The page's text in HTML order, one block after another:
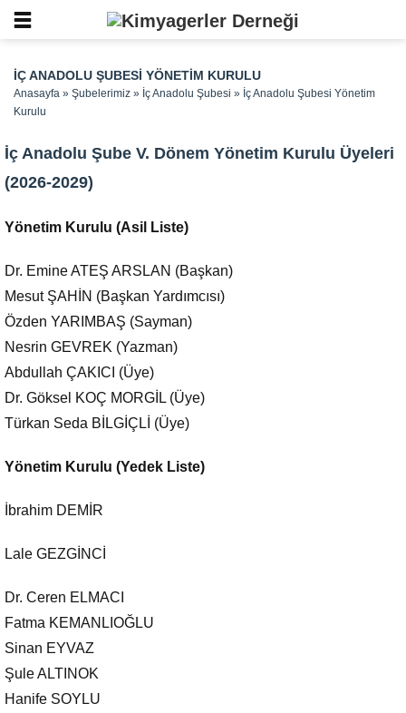
İÇ ANADOLU ŞUBESI YÖNETIM KURULU
Anasayfa » Şubelerimiz » İç Anadolu Şubesi » İç Anadolu Şubesi Yönetim
Kurulu
İç Anadolu Şube V. Dönem Yönetim Kurulu Üyeleri
(2026-2029)
Yönetim Kurulu (Asil Liste)
Dr. Emine ATEŞ ARSLAN (Başkan)
Mesut ŞAHİN (Başkan Yardımcısı)
Özden YARIMBAŞ (Sayman)
Nesrin GEVREK (Yazman)
Abdullah ÇAKICI (Üye)
Dr. Göksel KOÇ MORGİL (Üye)
Türkan Seda BİLGİÇLİ (Üye)
Yönetim Kurulu (Yedek Liste)
İbrahim DEMİR
Lale GEZGİNCİ
Dr. Ceren ELMACI
Fatma KEMANLIOĞLU
Sinan EYVAZ
Şule ALTINOK
Hanife SOYLU